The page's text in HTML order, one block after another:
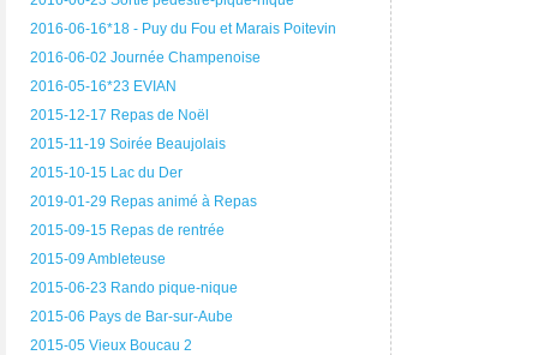
2016-06-16*18 - Puy du Fou et Marais Poitevin
2016-06-02 Journée Champenoise
2016-05-16*23 EVIAN
2015-12-17 Repas de Noël
2015-11-19 Soirée Beaujolais
2015-10-15 Lac du Der
2019-01-29 Repas animé à Repas
2015-09-15 Repas de rentrée
2015-09 Ambleteuse
2015-06-23 Rando pique-nique
2015-06 Pays de Bar-sur-Aube
2015-05 Vieux Boucau 2